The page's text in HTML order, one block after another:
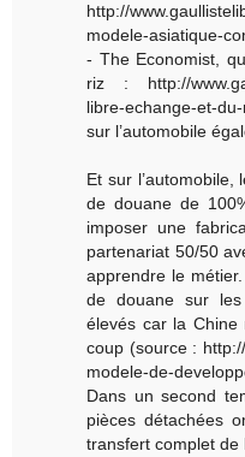
http://
modele-asiatique-
- The Economist,
riz : http://
libre-echange-et-
sur l’automobile
Et sur
de douane de
imposer une
partenariat 50/50
apprendre le
de douane sur les
élevés car la Chine
coup (source :
modele-de-
Dans un second
pièces détachées
transfert complet de